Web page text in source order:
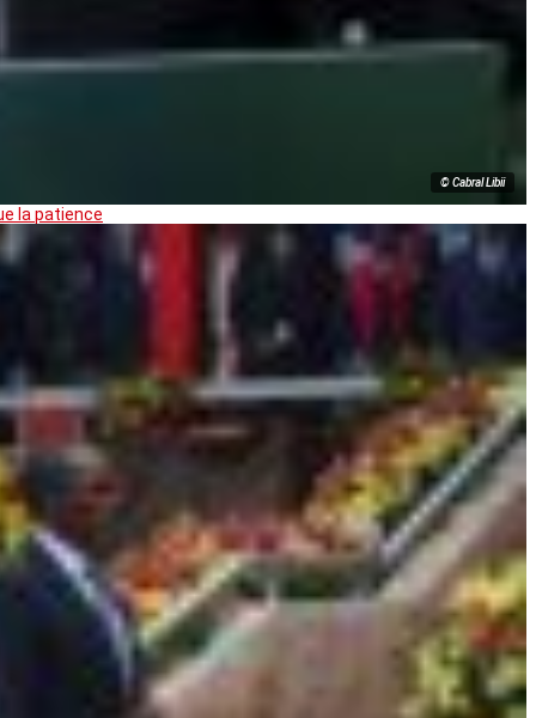
© Cabral Libii
la patience